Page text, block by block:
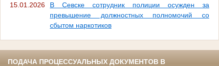
15.01.2026
В Севске сотрудник полиции осужден за
превышение должностных полномочий со
сбытом наркотиков
ПОДАЧА ПРОЦЕССУАЛЬНЫХ ДОКУМЕНТОВ В